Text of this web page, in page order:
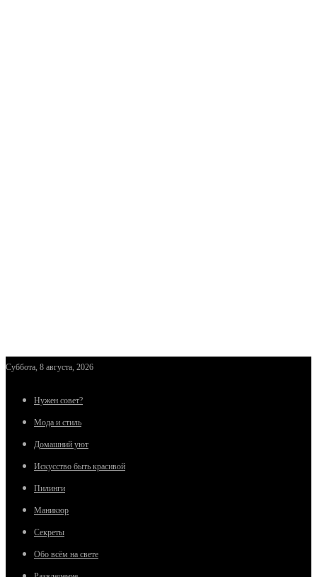
Суббота, 8 августа, 2026
Нужен совет?
Мода и стиль
Домашний уют
Искусство быть красивой
Пилинги
Маникюр
Секреты
Обо всём на свете